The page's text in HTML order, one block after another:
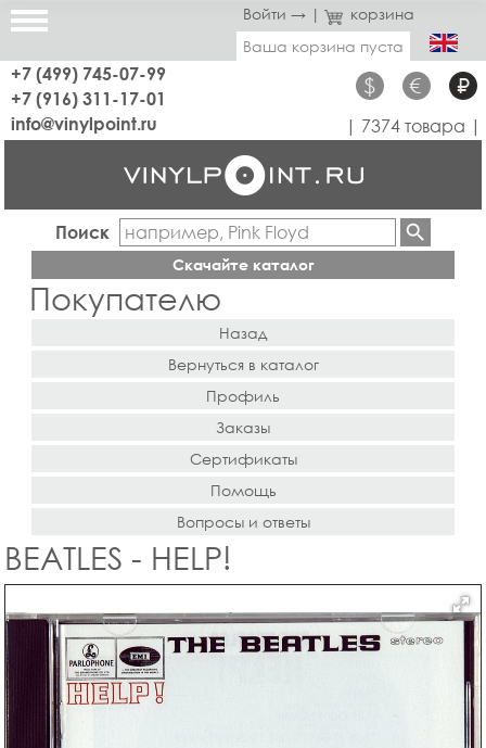
Войти → |
корзина
Ваша корзина пуста
+7 (499) 745-07-99
+7 (916) 311-17-01
$ € ₽
info@vinylpoint.ru | 7374 товара |
Поиск
Скачайте каталог
Покупателю
Назад
Вернуться в каталог
Профиль
Заказы
Сертификаты
Помощь
Вопросы и ответы
BEATLES - HELP!